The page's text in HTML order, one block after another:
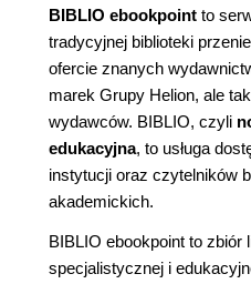
BIBLIO ebookpoint to
tradycyjnej biblioteki
ofercie znanych
marek Grupy Helion, ale
wydawców. BIBLIO, czyli
edukacyjna, to usługa
instytucji oraz czytelników
akademickich.
BIBLIO ebookpoint to zbiór
specjalistycznej i